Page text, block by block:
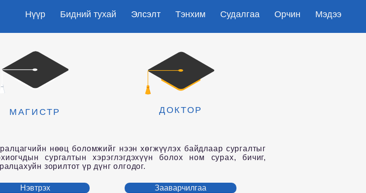
Нүүр Бидний тухай Элсэлт Тэнхим Судалгаа Орчин Мэдээ
МАГИСТР ДОКТОР
нөөц боломжийг нээн хөгжүүлэх байдлаар сургалтыг
сургалтын хэрэглэгдэхүүн болох ном сурах, бичиг,
зорилтот үр дүнг олгодог.
Нэвтрэх Зааварчилгаа